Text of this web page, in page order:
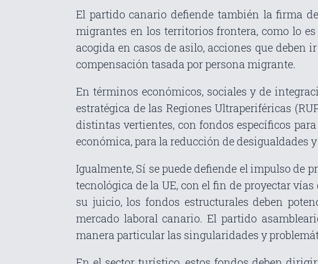
El partido canario defiende también la firma
migrantes en los territorios frontera, como lo
acogida en casos de asilo, acciones que
compensación tasada por persona migrante.
En términos económicos, sociales y de
estratégica de las Regiones Ultraperiféricas
distintas vertientes, con fondos específicos
económica, para la reducción de desigualdades
Igualmente, Sí se puede defiende el impulso de
tecnológica de la UE, con el fin de proyectar
su juicio, los fondos estructurales deben
mercado laboral canario. El partido
manera particular las singularidades y